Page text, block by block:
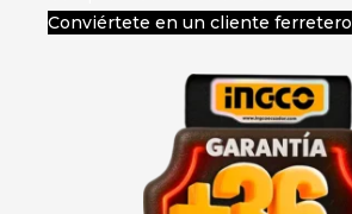
Conviértete en un cliente ferretero